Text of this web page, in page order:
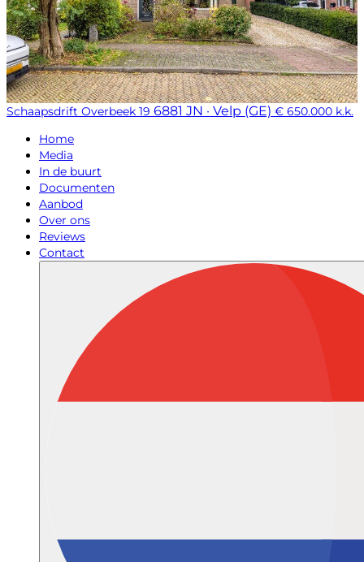
Schaapsdrift Overbeek 19 6881 JN · Velp (GE) € 650.000 k.k.
Home
Media
In de buurt
Documenten
Aanbod
Over ons
Reviews
Contact